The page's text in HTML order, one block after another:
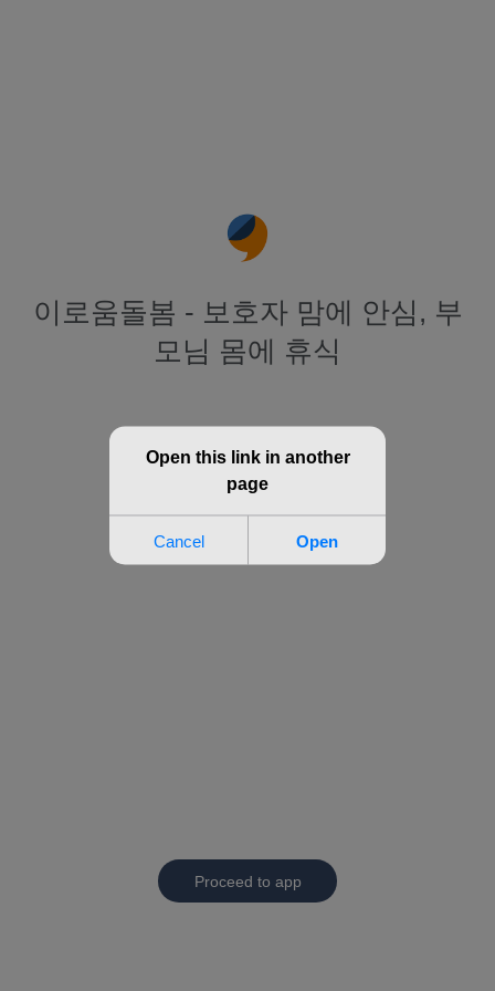
이로움돌봄 - 보호자 맘에 안심, 부
모님 몸에 휴식
Proceed to app